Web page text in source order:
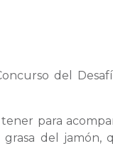
del
para
del jamón,